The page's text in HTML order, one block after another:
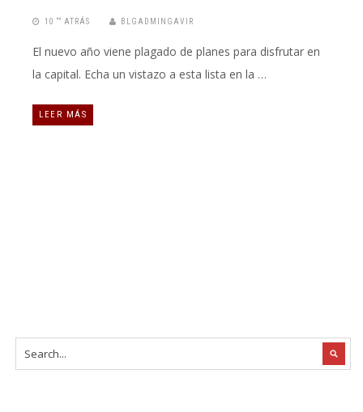
10 “” ATRÁS BLGADMINGAVIR
El nuevo año viene plagado de planes para disfrutar en
la capital. Echa un vistazo a esta lista en la …
LEER MÁS